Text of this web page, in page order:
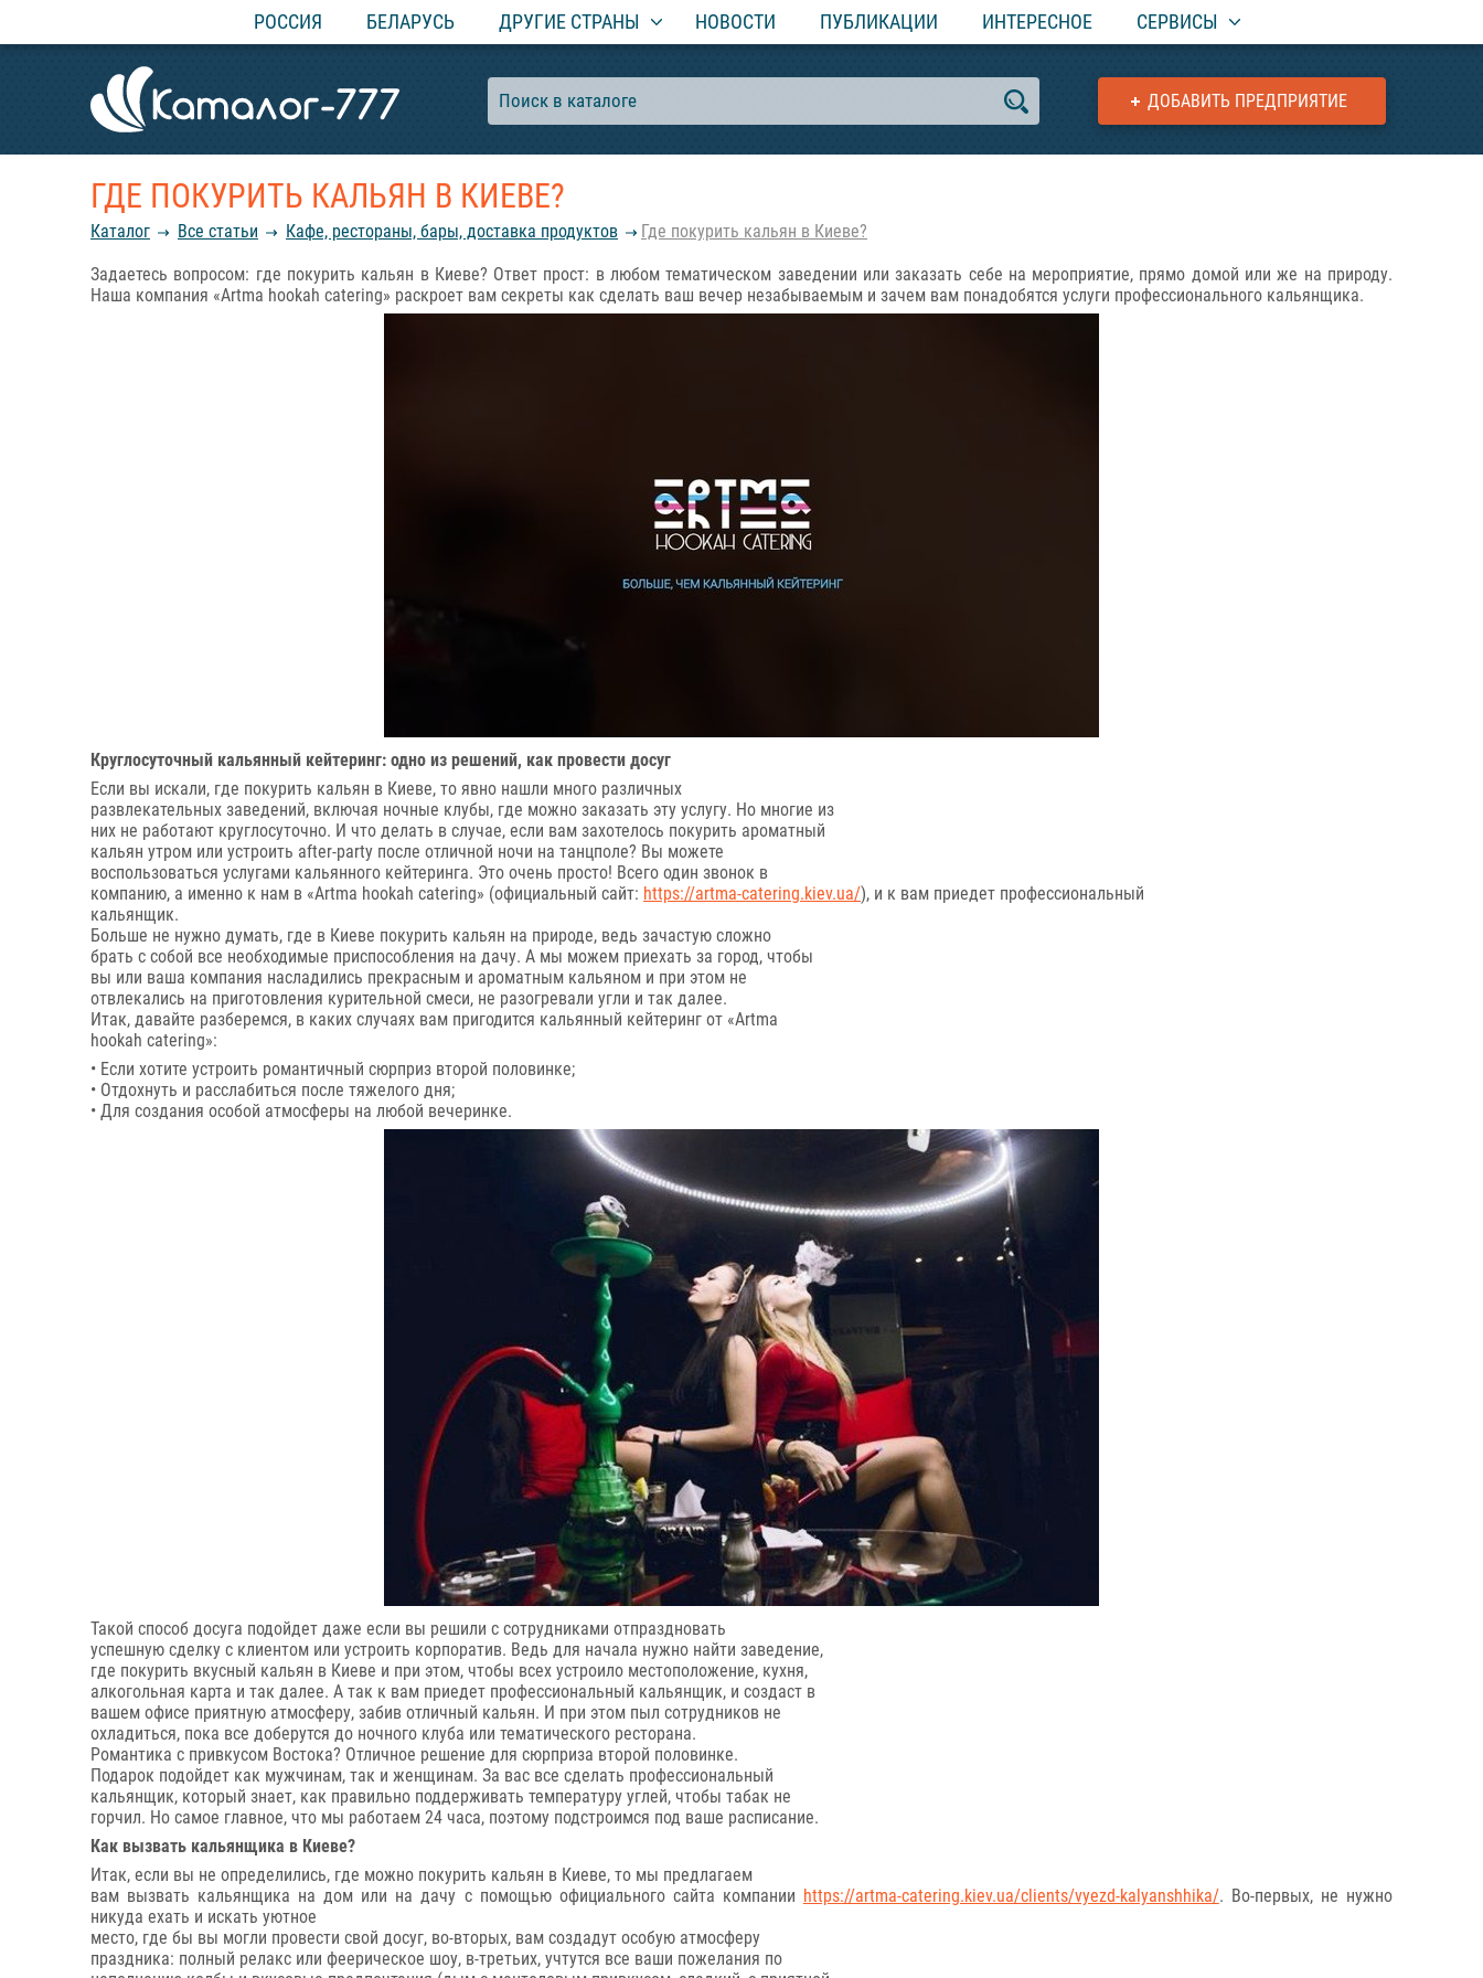
РОССИЯ БЕЛАРУСЬ ДРУГИЕ СТРАНЫ НОВОСТИ ПУБЛИКАЦИИ ИНТЕРЕСНОЕ СЕРВИСЫ
ДОБАВИТЬ ПРЕДПРИЯТИЕ
ГДЕ ПОКУРИТЬ КАЛЬЯН В КИЕВЕ?
Каталог Все статьи Кафе, рестораны, бары, доставка продуктов Где покурить кальян в Киеве?
Задаетесь вопросом: где покурить кальян в Киеве? Ответ прост: в любом тематическом заведении или заказать себе на мероприятие, прямо домой или же на природу.
Наша компания «Artma hookah catering» раскроет вам секреты как сделать ваш вечер незабываемым и зачем вам понадобятся услуги профессионального кальянщика.
Круглосуточный кальянный кейтеринг: одно из решений, как провести досуг
Если вы искали, где покурить кальян в Киеве, то явно нашли много различных
развлекательных заведений, включая ночные клубы, где можно заказать эту услугу. Но многие из
них не работают круглосуточно. И что делать в случае, если вам захотелось покурить ароматный
кальян утром или устроить аfter-party после отличной ночи на танцполе? Вы можете
воспользоваться услугами кальянного кейтеринга. Это очень просто! Всего один звонок в
компанию, а именно к нам в «Artma hookah catering» (официальный сайт: https://artma-catering.kiev.ua/), и к вам приедет профессиональный
кальянщик.
Больше не нужно думать, где в Киеве покурить кальян на природе, ведь зачастую сложно
брать с собой все необходимые приспособления на дачу. А мы можем приехать за город, чтобы
вы или ваша компания насладились прекрасным и ароматным кальяном и при этом не
отвлекались на приготовления курительной смеси, не разогревали угли и так далее.
Итак, давайте разберемся, в каких случаях вам пригодится кальянный кейтеринг от «Artma
hookah catering»:
• Если хотите устроить романтичный сюрприз второй половинке;
• Отдохнуть и расслабиться после тяжелого дня;
• Для создания особой атмосферы на любой вечеринке.
Такой способ досуга подойдет даже если вы решили с сотрудниками отпраздновать
успешную сделку с клиентом или устроить корпоратив. Ведь для начала нужно найти заведение,
где покурить вкусный кальян в Киеве и при этом, чтобы всех устроило местоположение, кухня,
алкогольная карта и так далее. А так к вам приедет профессиональный кальянщик, и создаст в
вашем офисе приятную атмосферу, забив отличный кальян. И при этом пыл сотрудников не
охладиться, пока все доберутся до ночного клуба или тематического ресторана.
Романтика с привкусом Востока? Отличное решение для сюрприза второй половинке.
Подарок подойдет как мужчинам, так и женщинам. За вас все сделать профессиональный
кальянщик, который знает, как правильно поддерживать температуру углей, чтобы табак не
горчил. Но самое главное, что мы работаем 24 часа, поэтому подстроимся под ваше расписание.
Как вызвать кальянщика в Киеве?
Итак, если вы не определились, где можно покурить кальян в Киеве, то мы предлагаем
вам вызвать кальянщика на дом или на дачу с помощью официального сайта компании https://artma-catering.kiev.ua/clients/vyezd-kalyanshhika/. Во-первых, не нужно
никуда ехать и искать уютное
место, где бы вы могли провести свой досуг, во-вторых, вам создадут особую атмосферу
праздника: полный релакс или феерическое шоу, в-третьих, учтутся все ваши пожелания по